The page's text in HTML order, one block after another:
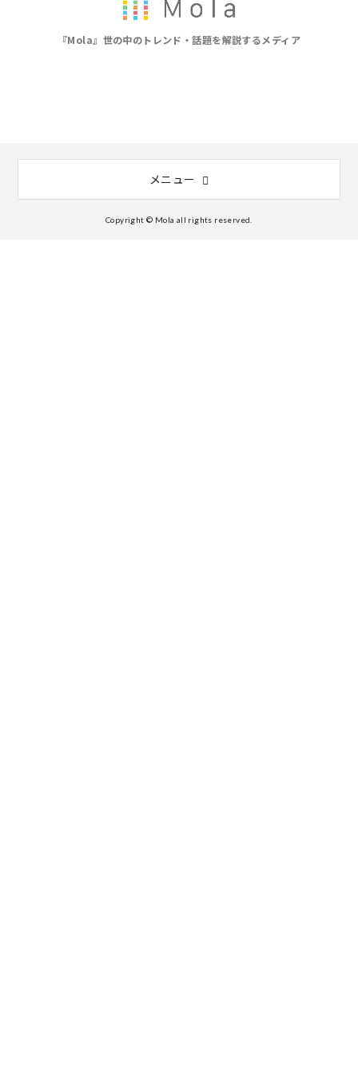
『Mola』世の中のトレンド・話題を解説するメディア
メニュー
Copyright © Mola all rights reserved.